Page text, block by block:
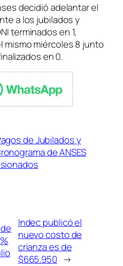
decidió adelantar el
a los jubilados y
terminados en 1,
mismo miércoles 8 junto
en 0.
de Jubilados y
de ANSES
Indec publicó el
nuevo costo de
crianza es de
$665.950 →